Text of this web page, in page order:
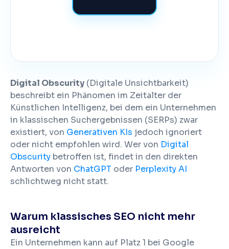
Digital Obscurity (Digitale Unsichtbarkeit)
beschreibt ein Phänomen im Zeitalter der
Künstlichen Intelligenz, bei dem ein Unternehmen
in klassischen Suchergebnissen (SERPs) zwar
existiert, von Generativen KIs jedoch ignoriert
oder nicht empfohlen wird. Wer von Digital
Obscurity betroffen ist, findet in den direkten
Antworten von ChatGPT oder Perplexity AI
schlichtweg nicht statt.
Warum klassisches SEO nicht mehr
ausreicht
Ein Unternehmen kann auf Platz 1 bei Google